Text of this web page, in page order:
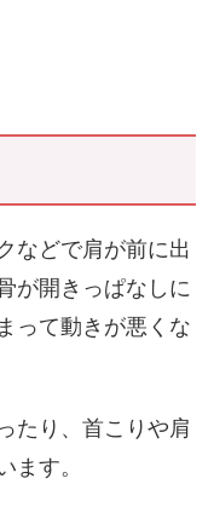
などで肩が前に出
が開きっぱなしに
って動きが悪くな
たり、首こりや肩
ます。